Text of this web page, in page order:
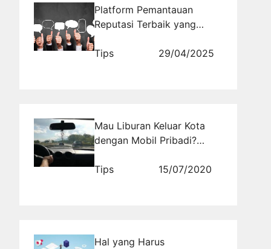
Platform Pemantauan
Reputasi Terbaik yang
Ternama
Tips 29/04/2025
Mau Liburan Keluar Kota
dengan Mobil Pribadi?
Ini
Tips 15/07/2020
Hal yang Harus